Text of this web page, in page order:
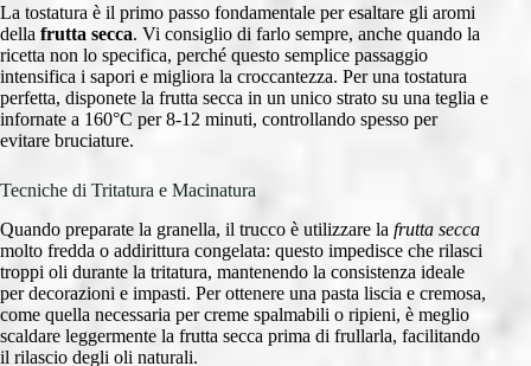
La tostatura è il primo passo fondamentale per esaltare gli aromi
della frutta secca. Vi consiglio di farlo sempre, anche quando la
ricetta non lo specifica, perché questo semplice passaggio
intensifica i sapori e migliora la croccantezza. Per una tostatura
perfetta, disponete la frutta secca in un unico strato su una teglia e
infornate a 160°C per 8-12 minuti, controllando spesso per
evitare bruciature.
Tecniche di Tritatura e Macinatura
Quando preparate la granella, il trucco è utilizzare la frutta secca
molto fredda o addirittura congelata: questo impedisce che rilasci
troppi oli durante la tritatura, mantenendo la consistenza ideale
per decorazioni e impasti. Per ottenere una pasta liscia e cremosa,
come quella necessaria per creme spalmabili o ripieni, è meglio
scaldare leggermente la frutta secca prima di frullarla, facilitando
il rilascio degli oli naturali.